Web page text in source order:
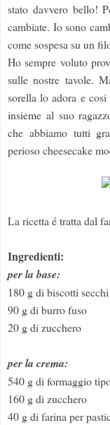
stato davvero bello!
cambiate. Io sono
come sospesa su un
Ho sempre voluto
sulle nostre tavole.
sorella lo adora e
insieme al suo
che abbiamo tutti
perioso cheesecake
La ricetta é tratta dal
Ingredienti:
per la base:
180 g di biscotti
90 g di burro fuso
20 g di zucchero
per la crema:
540 g di formaggio
160 g di zucchero
40 g di farina per